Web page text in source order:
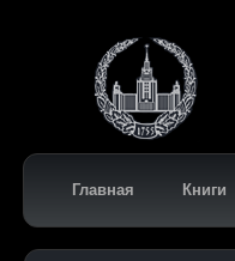
Главная Книги